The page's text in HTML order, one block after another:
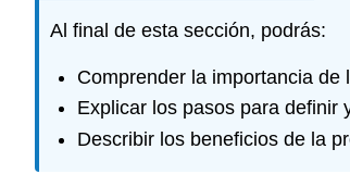
Al final de esta sección, podrás:
Comprender la importancia
Explicar los pasos para definir
Describir los beneficios de la